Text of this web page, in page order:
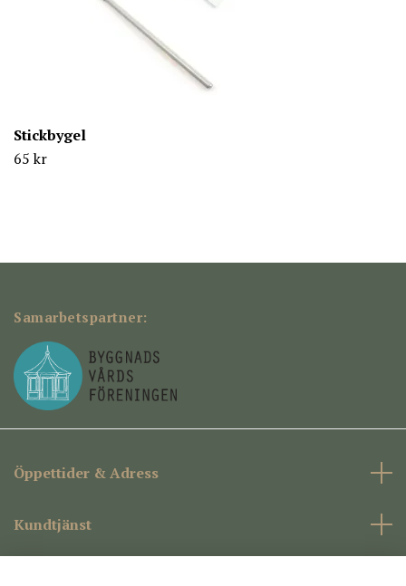
Stickbygel
65 kr
Samarbetspartner:
Öppettider & Adress
Kundtjänst